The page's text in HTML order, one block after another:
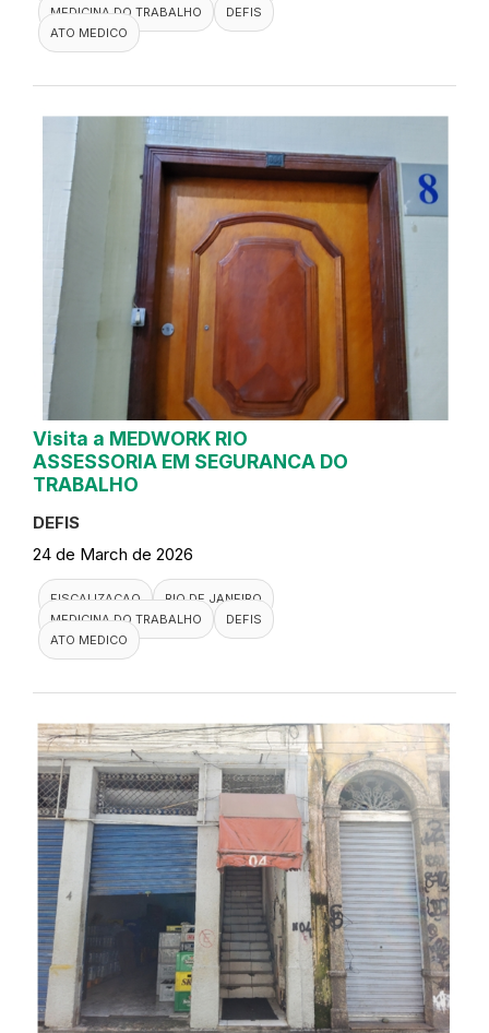
MEDICINA DO TRABALHO
DEFIS
ATO MEDICO
Visita a MEDWORK RIO
ASSESSORIA EM SEGURANCA DO
TRABALHO
DEFIS
24 de March de 2026
FISCALIZACAO
RIO DE JANEIRO
MEDICINA DO TRABALHO
DEFIS
ATO MEDICO